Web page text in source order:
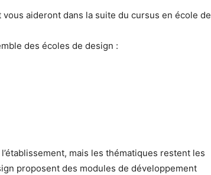
aideront dans la suite du cursus en école de
des écoles de design :
mais les thématiques restent les
proposent des modules de développement